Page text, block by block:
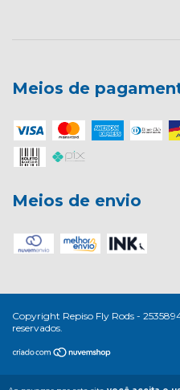
Meios de
Meios de envio
Copyright Repiso Fly Rods -
reservados.